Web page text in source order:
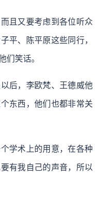
且又要考虑到各位听众
平、陈平原这些同行，
们笑话。
后，李欧梵、王德威他
东西，他们也都非常关
学术上的用意，在各种
有我自己的声音，所以